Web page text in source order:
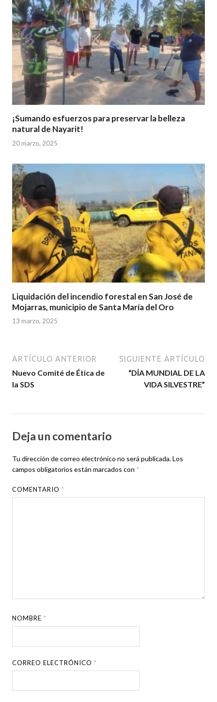
¡Sumando esfuerzos para preservar la belleza
natural de Nayarit!
20 marzo, 2025
Liquidación del incendio forestal en San José de
Mojarras, municipio de Santa María del Oro
13 marzo, 2025
ARTÍCULO ANTERIOR
Nuevo Comité de Ética de
la SDS
SIGUIENTE ARTÍCULO
“DÍA MUNDIAL DE LA
VIDA SILVESTRE”
Deja un comentario
Tu dirección de correo electrónico no será publicada.Los
campos obligatorios están marcados con *
COMENTARIO*
NOMBRE*
CORREO ELECTRÓNICO*